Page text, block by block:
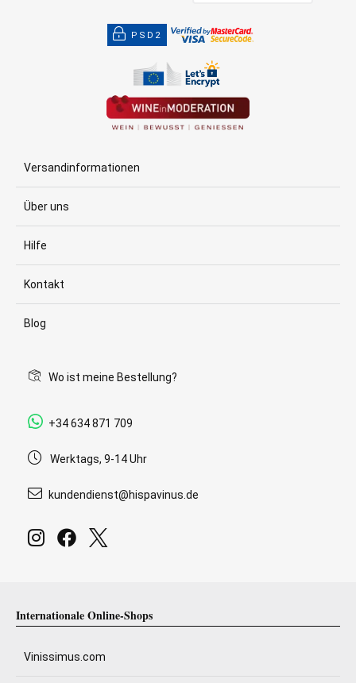
PSD2
Versandinformationen
Über uns
Hilfe
Kontakt
Blog
Wo ist meine Bestellung?
+34 634 871 709
Werktags, 9-14 Uhr
kundendienst@hispavinus.de
Internationale Online-Shops
Vinissimus.com